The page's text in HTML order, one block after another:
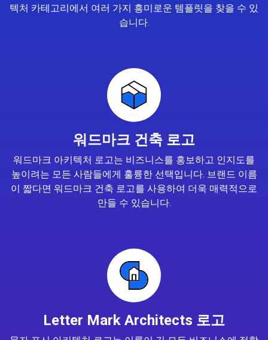
텍처 카테고리에서 여러 가지 흥미로운 템플릿을 찾을 수 있
습니다.
워드마크 건축 로고
워드마크 아키텍처 로고는 비즈니스를 홍보하고 인지도를
높이려는 모든 사람들에게 훌륭한 선택입니다. 브랜드 이름
이 짧다면 워드마크 건축 로고를 사용하여 더욱 매력적으로
만들 수 있습니다.
Letter Mark Architects 로고